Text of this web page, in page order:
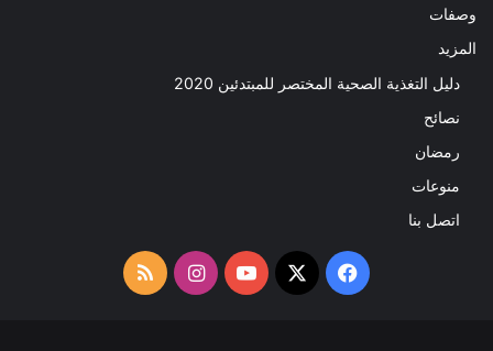
وصفات
المزيد
دليل التغذية الصحية المختصر للمبتدئين 2020​
نصائح
رمضان
منوعات
اتصل بنا
فيسبوك
‫X
‫YouTubeانستقرامملخص